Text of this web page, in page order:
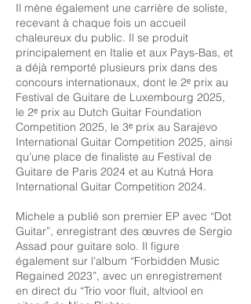
Il mène également une carrière de soliste,
recevant à chaque fois un accueil
chaleureux du public. Il se produit
principalement en Italie et aux Pays-Bas, et
a déjà remporté plusieurs prix dans des
concours internationaux, dont le 2ᵉ prix au
Festival de Guitare de Luxembourg 2025,
le 2ᵉ prix au Dutch Guitar Foundation
Competition 2025, le 3ᵉ prix au Sarajevo
International Guitar Competition 2025, ainsi
qu’une place de finaliste au Festival de
Guitare de Paris 2024 et au Kutná Hora
International Guitar Competition 2024.
Michele a publié son premier EP avec “Dot
Guitar”, enregistrant des œuvres de Sergio
Assad pour guitare solo. Il figure
également sur l’album “Forbidden Music
Regained 2023”, avec un enregistrement
en direct du “Trio voor fluit, altviool en